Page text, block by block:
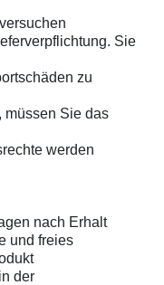
Sie
zu
müssen Sie das
werden
nach Erhalt
und freies
der